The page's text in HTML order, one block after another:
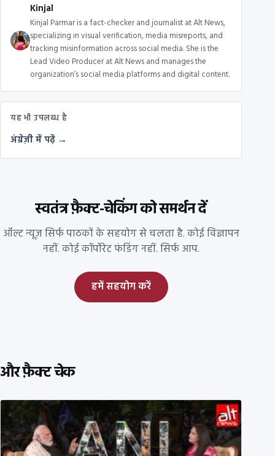
Kinjal
Kinjal Parmar is a fact-checker and journalist at Alt News,
specializing in visual verification, media misreports, and
tracking misinformation across social media. She is the
Lead Video Producer at Alt News and manages the
organization’s social media platforms and digital content.
यह भी उपलब्ध है
अंग्रेज़ी में पढ़ें →
स्वतंत्र फ़ैक्ट-चेकिंग को समर्थन दें
ऑल्ट न्यूज़ सिर्फ पाठकों के सहयोग से चलता है. कोई विज्ञापन
नहीं. कोई कॉर्पोरेट फंडिंग नहीं. सिर्फ आप.
हमें सहयोग करें
और फ़ैक्ट चेक